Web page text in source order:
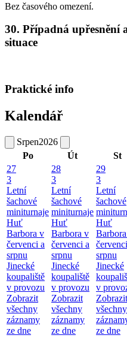
Bez časového omezení.
30. Případná upřesnění
situace
Praktické info
Kalendář
Srpen2026
Po
Út St
27
3
Letní
šachové
miniturnaje
Huť
Barbora v
červenci a
srpnu
Jinecké
koupaliště
v provozu
Zobrazit
všechny
záznamy
ze dne
28
3
Letní
šachové
miniturnaje
Huť
Barbora v
červenci a
srpnu
Jinecké
koupaliště
v provozu
Zobrazit
všechny
záznamy
ze dne
29
3
Letní
šachové
Huť
srpnu
Jinecké
v
Zobrazit
všechny
ze dne